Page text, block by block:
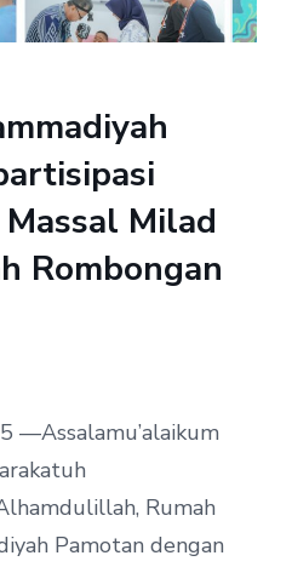
Milad
Rombongan
—Assalamu’alaikum
Rumah
Pamotan dengan